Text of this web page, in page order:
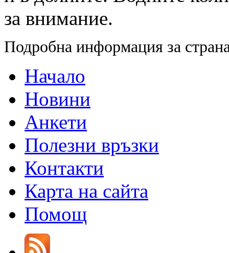
за внимание.
Подробна информация за
Начало
Новини
Анкети
Полезни връзки
Контакти
Карта на сайта
Помощ